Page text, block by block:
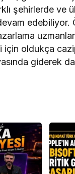
şehirlerde ve
edebiliyor.
için oldukça
giderek